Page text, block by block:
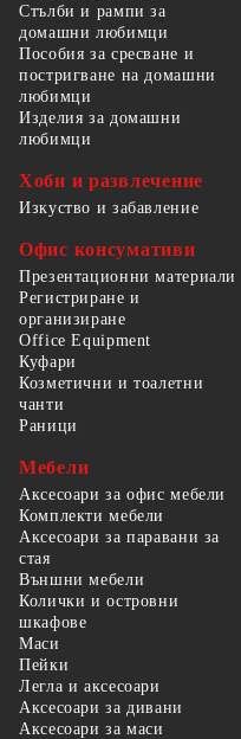
Стълби и рампи за
домашни любимци
Пособия за сресване и
постригване на домашни
любимци
Изделия за домашни
любимци
Хоби и развлечение
Изкуство и забавление
Офис консумативи
Презентационни материали
Регистриране и
организиране
Office Equipment
Куфари
Козметични и тоалетни
чанти
Раници
Мебели
Аксесоари за офис мебели
Комплекти мебели
Аксесоари за паравани за
стая
Външни мебели
Колички и островни
шкафове
Маси
Пейки
Легла и аксесоари
Аксесоари за дивани
Аксесоари за маси